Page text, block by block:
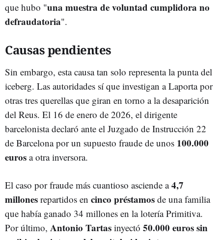
que hubo "una muestra de voluntad cumplidora no
defraudatoria".
Causas pendientes
Sin embargo, esta causa tan solo representa la punta del
iceberg. Las autoridades sí que investigan a Laporta por
otras tres querellas que giran en torno a la desaparición
del Reus. El 16 de enero de 2026, el dirigente
barcelonista declaró ante el Juzgado de Instrucción 22
de Barcelona por un supuesto fraude de unos 100.000
euros a otra inversora.
El caso por fraude más cuantioso asciende a4,7
millones repartidos en cinco préstamos de una familia
que había ganado 34 millones en la lotería Primitiva.
Por último, Antonio Tartas inyectó 50.000 eurossin